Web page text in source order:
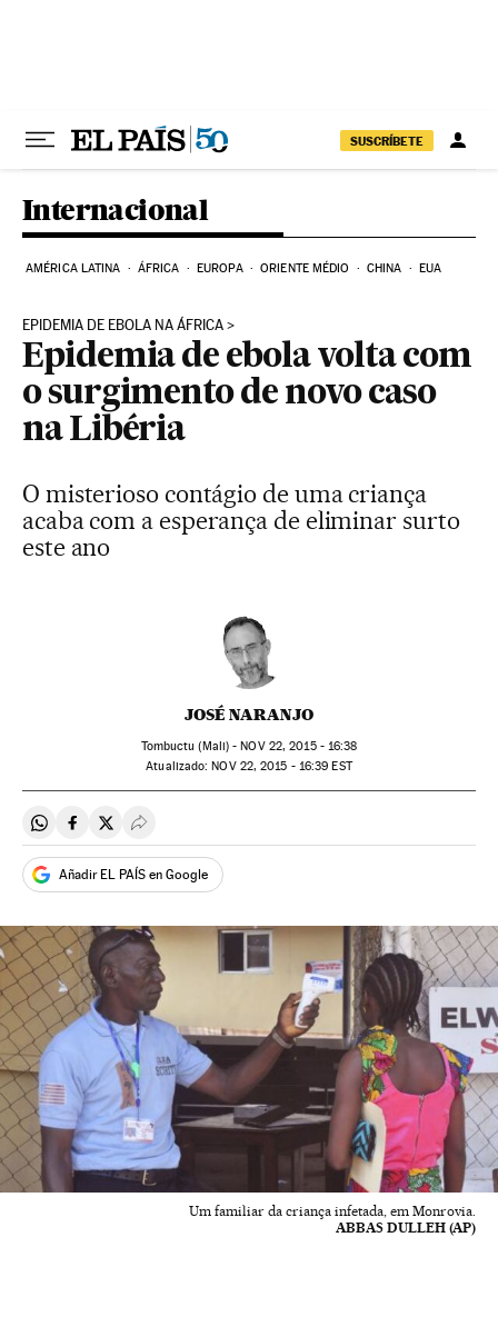
SUSCRÍBETE
Internacional
AMÉRICA LATINA ÁFRICA EUROPA ORIENTE MÉDIO CHINA EUA
EPIDEMIA DE EBOLA NA ÁFRICA
Epidemia de ebola volta com
o surgimento de novo caso
na Libéria
O misterioso contágio de uma criança
acaba com a esperança de eliminar surto
este ano
JOSÉ NARANJO
Tombuctu (Mali) -NOV22, 2015 - 16:38
atualizado: NOV22, 2015 - 16:39 EST
Compartir en Whatsapp
Compartir en Facebook
Compartir en Twitter
Desplegar Redes Sociales
Añadir EL PAÍS en Google
Um familiar da criança infetada, em Monrovia.
ABBAS DULLEH (AP)